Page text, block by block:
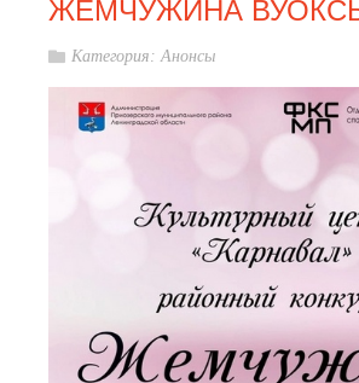
ЖЕМЧУЖИНА
Категория: Анонсы